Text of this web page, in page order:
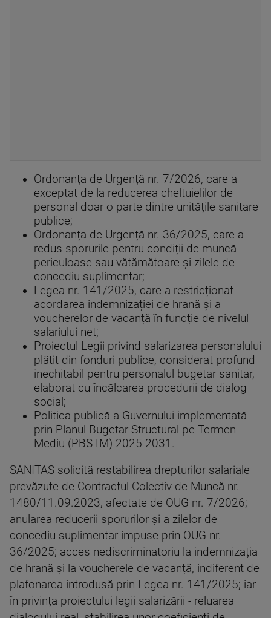
Ordonanța de Urgență nr. 7/2026, care a
exceptat de la reducerea cheltuielilor de
personal doar o parte dintre unitățile sanitare
publice;
Ordonanța de Urgență nr. 36/2025, care a
redus sporurile pentru condiții de muncă
periculoase sau vătămătoare și zilele de
concediu suplimentar;
Legea nr. 141/2025, care a restricționat
acordarea indemnizației de hrană și a
voucherelor de vacanță în funcție de nivelul
salariului net;
Proiectul Legii privind salarizarea personalului
plătit din fonduri publice, considerat profund
inechitabil pentru personalul bugetar sanitar,
elaborat cu încălcarea procedurii de dialog
social;
Politica publică a Guvernului implementată
prin Planul Bugetar-Structural pe Termen
Mediu (PBSTM) 2025-2031.
SANITAS solicită restabilirea drepturilor salariale
prevăzute de Contractul Colectiv de Muncă nr.
1480/11.09.2023, afectate de OUG nr. 7/2026;
anularea reducerii sporurilor și a zilelor de
concediu suplimentar impuse prin OUG nr.
36/2025; acces nediscriminatoriu la indemnizația
de hrană și la voucherele de vacanță, indiferent de
plafonarea introdusă prin Legea nr. 141/2025; iar
în privința proiectului legii salarizării - reluarea